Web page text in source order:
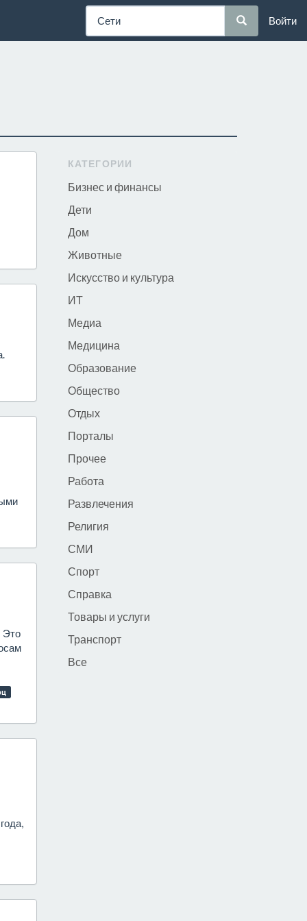
Войти
Это
КАТЕГОРИИ
Бизнес и финансы
Дети
Дом
Животные
Искусство и культура
ИТ
Медиа
Медицина
Образование
Общество
Отдых
Порталы
Прочее
Работа
Развлечения
Религия
СМИ
Спорт
Справка
Товары и услуги
Транспорт
Все